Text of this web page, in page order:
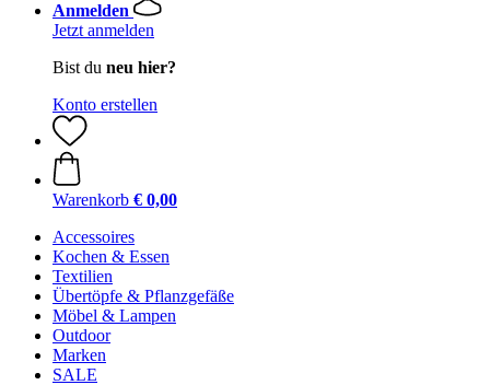
Anmelden
Jetzt anmelden
Bist du neu hier?
Konto erstellen
Warenkorb € 0,00
Accessoires
Kochen & Essen
Textilien
Übertöpfe & Pflanzgefäße
Möbel & Lampen
Outdoor
Marken
SALE